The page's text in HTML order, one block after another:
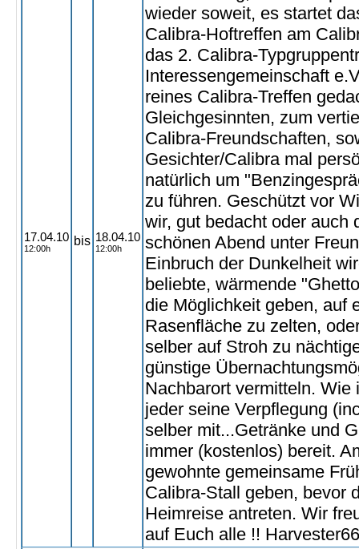
17.04.10
12:00h
bis 18.04.10
12:00h
wieder soweit, es startet
Calibra-Hoftreffen am
das 2. Calibra-
Interessengemeinschaft
reines Calibra-Treffen
Gleichgesinnten, zum
Calibra-Freundschaften,
Gesichter/Calibra mal
natürlich um
zu führen. Geschützt vor
wir, gut bedacht oder auch
schönen Abend unter
Einbruch der Dunkelheit
beliebte, wärmende
die Möglichkeit geben, auf
Rasenfläche zu zelten,
selber auf Stroh zu
günstige
Nachbarort vermitteln. Wie
jeder seine Verpflegung
selber mit...Getränke und
immer (kostenlos) bereit.
gewohnte gemeinsame
Calibra-Stall geben, bevor
Heimreise antreten. Wir
auf Euch alle !!